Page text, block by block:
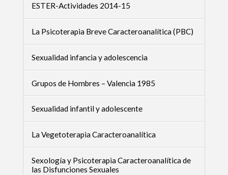
ESTER-Actividades 2014-15
La Psicoterapia Breve Caracteroanalítica (PBC)
Sexualidad infancia y adolescencia
Grupos de Hombres – Valencia 1985
Sexualidad infantil y adolescente
La Vegetoterapia Caracteroanalítica
Sexología y Psicoterapia Caracteroanalítica de
las Disfunciones Sexuales